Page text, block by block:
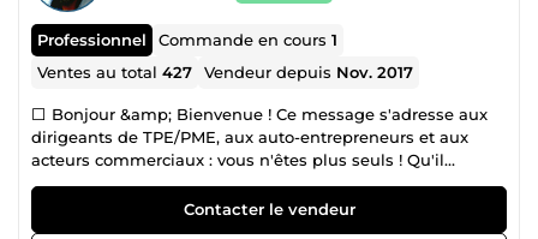
Professionnel Commande en cours1
Ventes au total427 Vendeur depuis Nov. 2017
⬜ Bonjour &amp; Bienvenue ! Ce message s'adresse aux
dirigeants de TPE/PME, aux auto-entrepreneurs et aux
acteurs commerciaux : vous n'êtes plus seuls ! Qu'il
s'agisse d'un soutien en prospection par téléphone ou par
mail, j’ai créé Proventes avec comme objectif principal de
vous apporter les solutions de prospection habituellement
Contacter le vendeur